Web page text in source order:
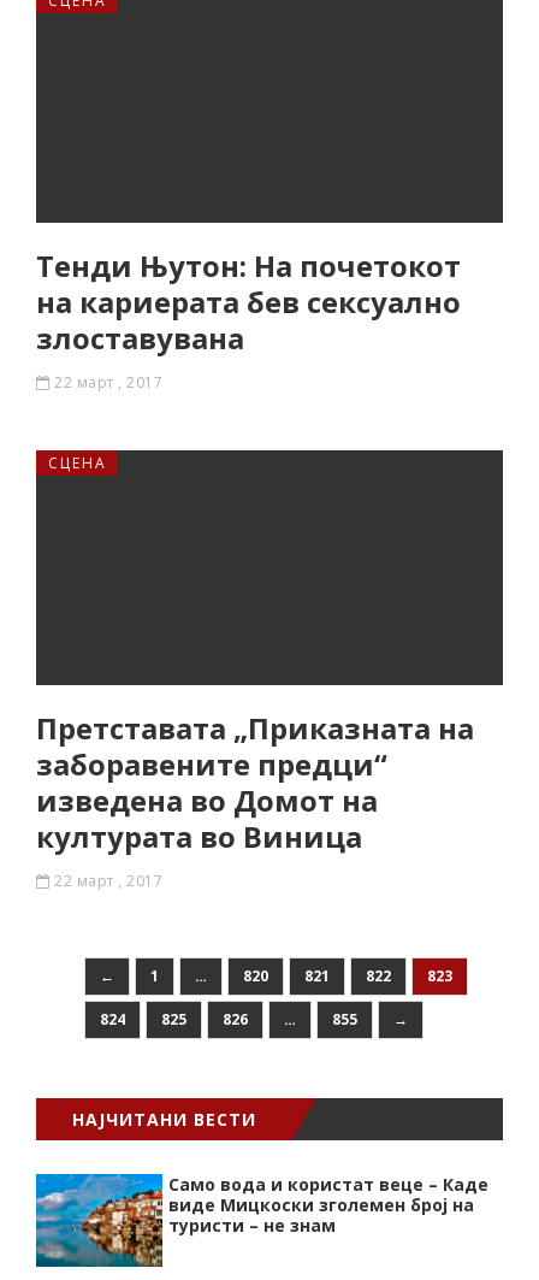
Тенди Њутон: На почетокот
на кариерата бев сексуално
злоставувана
22 март , 2017
СЦЕНА
Претставата „Приказната на
заборавените предци“
изведена во Домот на
културата во Виница
22 март , 2017
← 1 … 820 821 822 823
824 825 826 … 855 →
НАЈЧИТАНИ ВЕСТИ
Само вода и користат веце – Каде
виде Мицкоски зголемен број на
туристи – не знам